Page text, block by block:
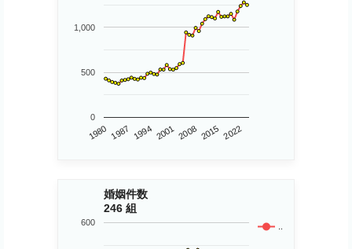
1980 1987 1994 2001 2008 2015 2022
0
500
1,000
婚姻件数
246 組
..
600